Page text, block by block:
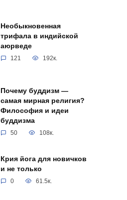
Необыкновенная
трифала в индийской
аюрведе
121 192к.
Почему буддизм —
самая мирная религия?
Философия и идеи
буддизма
50 108к.
Крия йога для новичков
и не только
0 61.5к.